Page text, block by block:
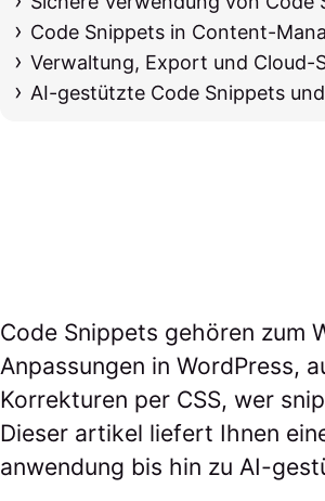
Code Snippets in Content-
Verwaltung, Export und
AI-gestützte Code Snippets
Code Snippets gehören zum
Anpassungen in WordPress,
Korrekturen per CSS, wer
Dieser artikel liefert Ihnen
anwendung bis hin zu AI-